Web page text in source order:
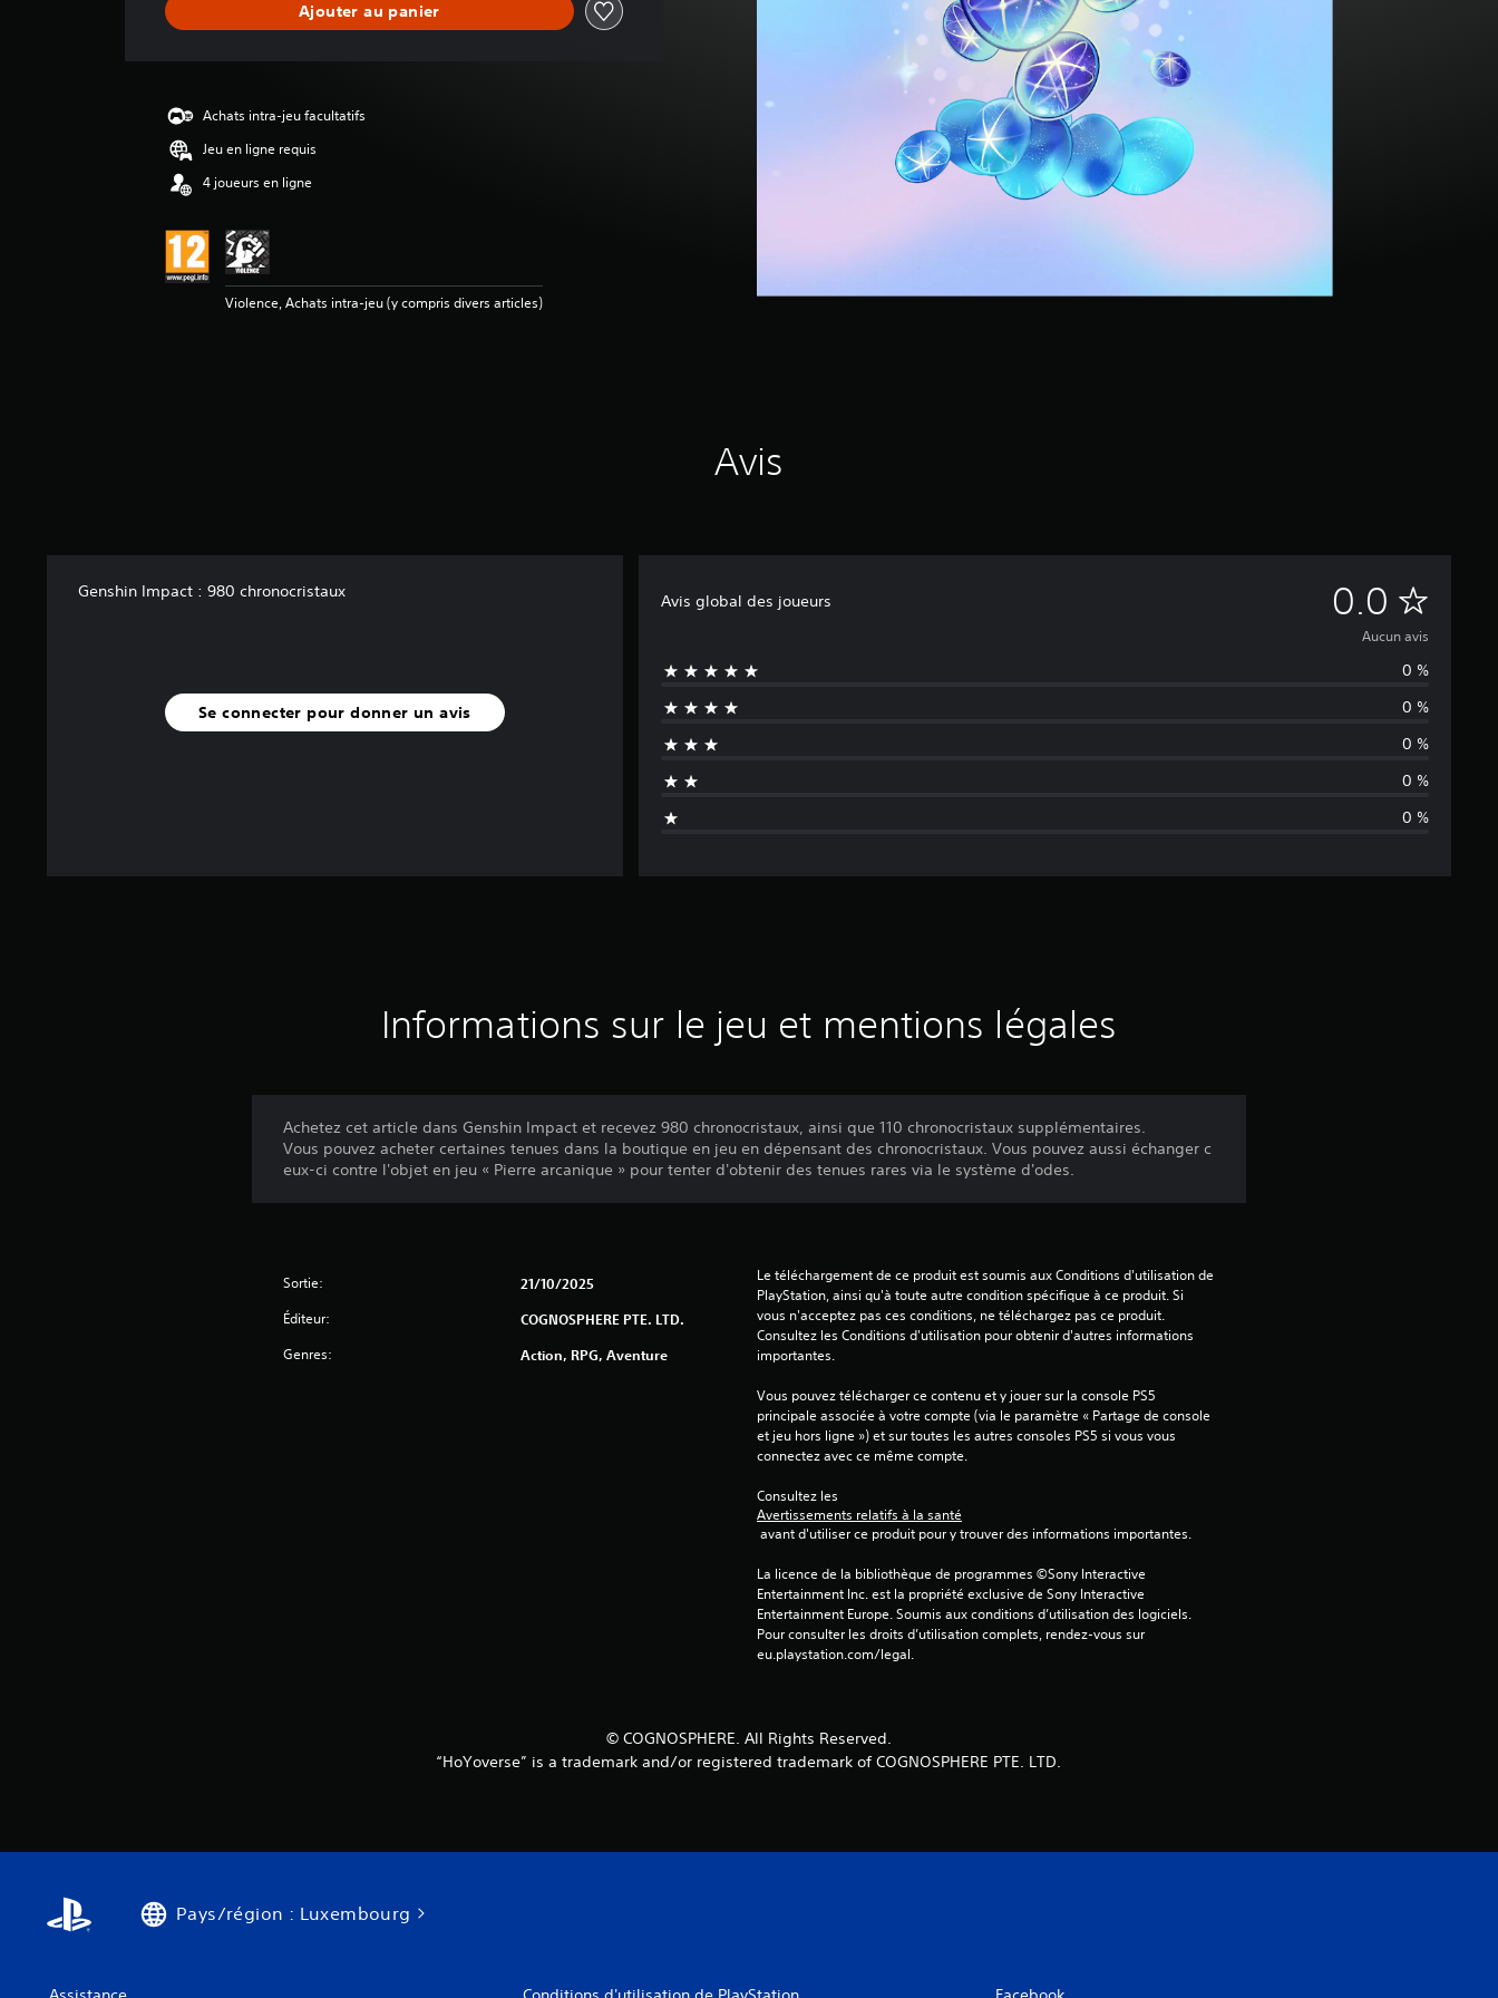
v
s
Ajouter au panier
Achats intra-jeu facultatifs
Jeu en ligne requis
4 joueurs en ligne
Violence, Achats intra-jeu (y compris divers articles)
Avis
Genshin Impact : 980 chronocristaux
Se connecter pour donner un avis
Avis global des joueurs 0.0 A
u
c
u
n
a
v
Aucun avis
0 %
0 %
0 %
0 %
0 %
Informations sur le jeu et mentions légales
Achetez cet article dans Genshin Impact et recevez 980 chronocristaux, ainsi que 110 chronocristaux supplémentaires.
Vous pouvez acheter certaines tenues dans la boutique en jeu en dépensant des chronocristaux. Vous pouvez aussi échanger c
eux-ci contre l'objet en jeu « Pierre arcanique » pour tenter d'obtenir des tenues rares via le système d'odes.
Sortie: 21/10/2025
Éditeur: COGNOSPHERE PTE. LTD.
Genres: Action, RPG, Aventure
Le téléchargement de ce produit est soumis aux Conditions d'utilisation de
PlayStation, ainsi qu'à toute autre condition spécifique à ce produit. Si
vous n'acceptez pas ces conditions, ne téléchargez pas ce produit.
Consultez les Conditions d'utilisation pour obtenir d'autres informations
importantes.
Vous pouvez télécharger ce contenu et y jouer sur la console PS5
principale associée à votre compte (via le paramètre « Partage de console
et jeu hors ligne ») et sur toutes les autres consoles PS5 si vous vous
connectez avec ce même compte.
Consultez les
Avertissements relatifs à la santé
avant d'utiliser ce produit pour y trouver des informations importantes.
La licence de la bibliothèque de programmes ©Sony Interactive
Entertainment Inc. est la propriété exclusive de Sony Interactive
Entertainment Europe. Soumis aux conditions d’utilisation des logiciels.
Pour consulter les droits d’utilisation complets, rendez-vous sur
eu.playstation.com/legal.
© COGNOSPHERE. All Rights Reserved.
“HoYoverse” is a trademark and/or registered trademark of COGNOSPHERE PTE. LTD.
Pays/région : Luxembourg